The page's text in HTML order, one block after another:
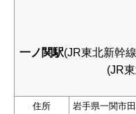
一ノ関駅(JR東北新幹
(JR
住所
岩手県一関市